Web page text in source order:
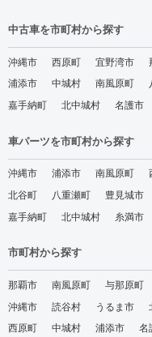
中古車を市町村から探す
沖縄市 西原町 宜野湾市
浦添市
中城村 南風原町
嘉手納町
北中城村 名護市
車パーツを市町村から探す
沖縄市 浦添市 南風原町
北谷町
八重瀬町 豊見城市
嘉手納町
北中城村 糸満市
市町村から探す
那覇市 南風原町 与那原町
沖縄市
読谷村 うるま市
西原町
中城村 浦添市 名